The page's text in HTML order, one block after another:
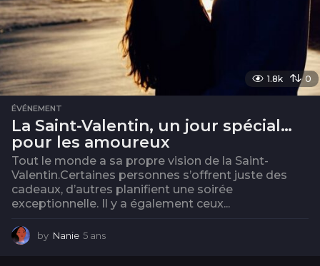
1.8k 0
ÉVÉNEMENT
La Saint-Valentin, un jour spécial…
pour les amoureux
Tout le monde a sa propre vision de la Saint-
Valentin.Certaines personnes s’offrent juste des
cadeaux, d’autres planifient une soirée
exceptionnelle. Il y a également ceux...
by Nanie 5 ans